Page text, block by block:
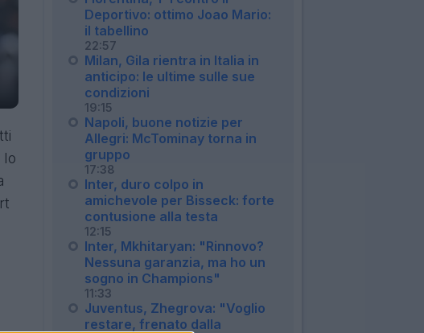
lo
Deportivo: ottimo Joao Mario:
il tabellino
22:57
Milan, Gila rientra in Italia in
anticipo: le ultime sulle sue
condizioni
19:15
Napoli, buone notizie per
Allegri: McTominay torna in
gruppo
17:38
Inter, duro colpo in
amichevole per Bisseck: forte
contusione alla testa
12:15
Inter, Mkhitaryan: "Rinnovo?
Nessuna garanzia, ma ho un
sogno in Champions"
11:33
Juventus, Zhegrova: "Voglio
restare, frenato dalla